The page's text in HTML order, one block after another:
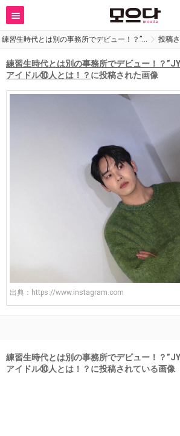
練習生時代とは別の事務所でデビュー！？”… 投稿
練習生時代とは別の事務所でデビュー！？
アイドル⑩人とは！？ に投稿された画像
出典： https://www.instagram.com
練習生時代とは別の事務所でデビュー！？
アイドル⑩人とは！？に投稿されている画像